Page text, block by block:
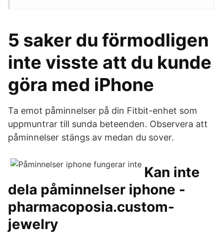
5 saker du förmodligen
inte visste att du kunde
göra med iPhone
Ta emot påminnelser på din Fitbit-enhet som
uppmuntrar till sunda beteenden. Observera att
påminnelser stängs av medan du sover.
Kan inte
dela påminnelser iphone -
pharmacoposia.custom-
jewelry